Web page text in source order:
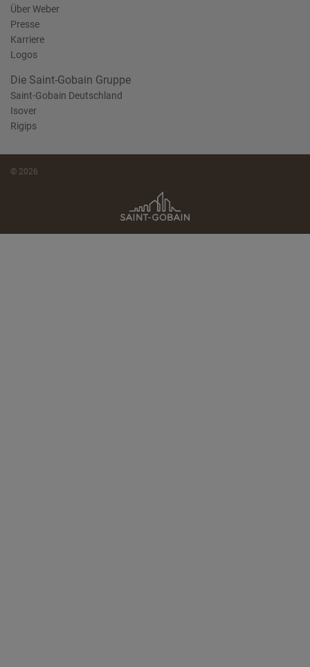
Über Weber
Presse
Karriere
Logos
Die Saint-Gobain Gruppe
Saint-Gobain Deutschland
Isover
Rigips
© 2026